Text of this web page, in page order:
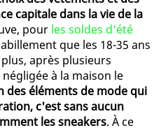
capitale dans la vie de la
pour les soldes d'été
que les 18-35 ans
après plusieurs
à la maison le
des éléments de mode qui
c'est sans aucun
les sneakers. À ce